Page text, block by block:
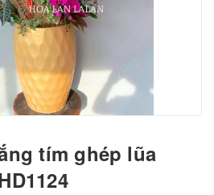
tím ghép lũa